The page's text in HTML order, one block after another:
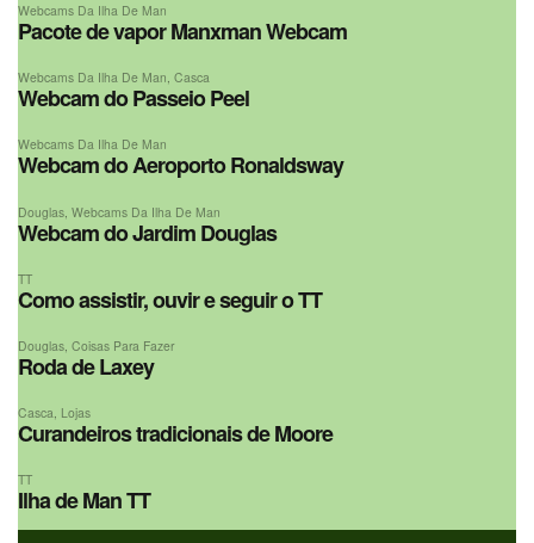
Webcams Da Ilha De Man
Pacote de vapor Manxman Webcam
Webcams Da Ilha De Man, Casca
Webcam do Passeio Peel
Webcams Da Ilha De Man
Webcam do Aeroporto Ronaldsway
Douglas Webcams Da Ilha De Man
Webcam do Jardim Douglas
TT
Como assistir, ouvir e seguir o TT
Douglas, Coisas Para Fazer
Roda de Laxey
Casca, Lojas
Curandeiros tradicionais de Moore
TT
Ilha de Man TT